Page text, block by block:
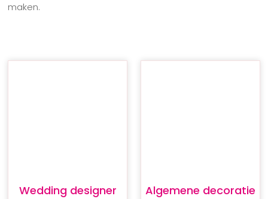
maken.
Wedding designer Algemene decoratie